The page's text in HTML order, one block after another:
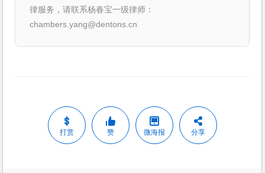
律服务，请联系杨春宝一级律师：
chambers.yang@dentons.cn
打赏 赞 微海报 分享